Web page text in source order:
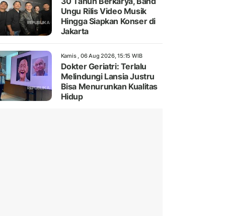
Ungu Rilis Video Musik
Hingga Siapkan Konser di
Jakarta
Kamis , 06 Aug 2026, 15:15 WIB
Dokter Geriatri: Terlalu
Melindungi Lansia Justru
Bisa Menurunkan Kualitas
Hidup